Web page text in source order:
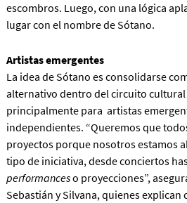
escombros. Luego, con una lógica
lugar con el nombre de Sótano.
Artistas emergentes
La idea de Sótano es consolidarse
alternativo dentro del circuito cultural
principalmente para artistas
independientes. “Queremos que
proyectos porque nosotros estamos
tipo de iniciativa, desde conciertos
performanceso proyecciones”,
Sebastián y Silvana, quienes